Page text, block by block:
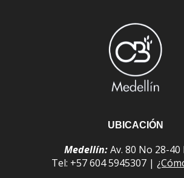
UBICACIÓN
Medellín:Av. 80 No 28-40
Tel: +57 604 5945307 |